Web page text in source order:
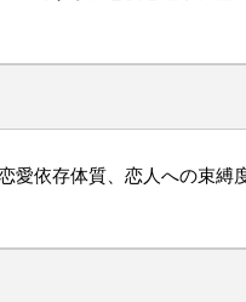
愛依存体質、恋人への束縛